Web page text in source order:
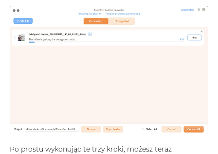
Po prostu wykonując te trzy kroki, możesz teraz